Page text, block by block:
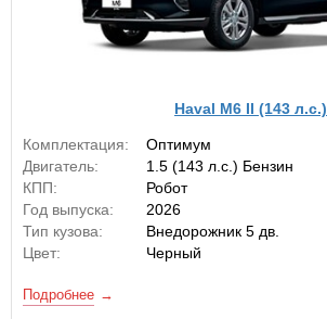
Haval M6 II (143 л.с.)
Комплектация:
Оптимум
Двигатель:
1.5 (143 л.с.) Бензин
КПП:
Робот
Год выпуска:
2026
Тип кузова:
Внедорожник 5 дв.
Цвет:
Черный
Подробнее